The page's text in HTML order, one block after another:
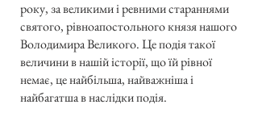
року, за великими і ревними стараннями
святого, рівноапостольного князя нашого
Володимира Великого. Це подія такої
величини в нашій історії, що їй рівної
немає, це найбільша, найважніша і
найбагатша в наслідки подія.